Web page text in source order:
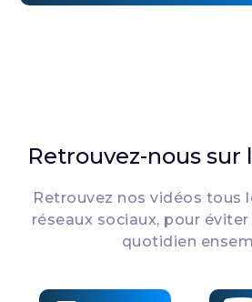
Retrouvez-nous sur
Retrouvez nos vidéos tous
réseaux sociaux, pour
quotidien